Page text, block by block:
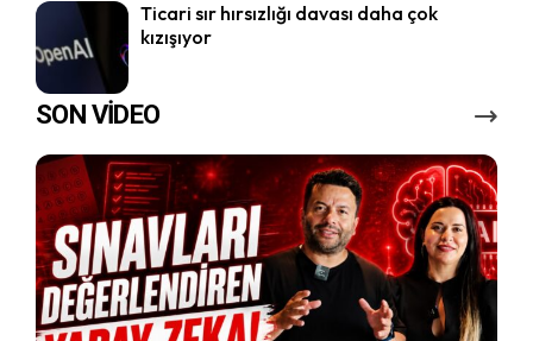
Ticari sır hırsızlığı davası daha çok
kızışıyor
SON VİDEO